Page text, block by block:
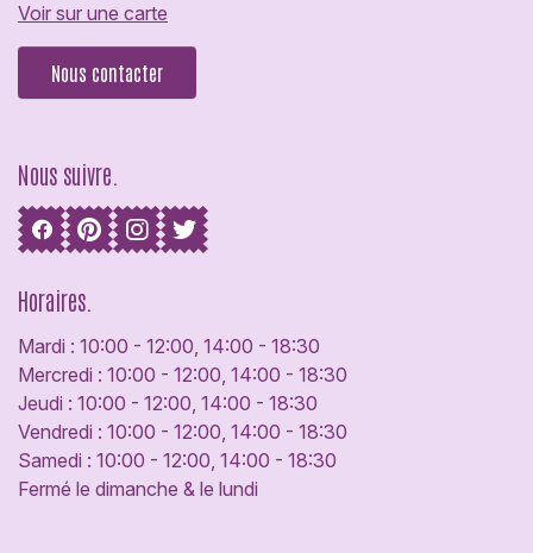
Voir sur une carte
Nous contacter
Nous suivre.
Horaires.
Mardi : 10:00 - 12:00, 14:00 - 18:30
Mercredi : 10:00 - 12:00, 14:00 - 18:30
Jeudi : 10:00 - 12:00, 14:00 - 18:30
Vendredi : 10:00 - 12:00, 14:00 - 18:30
Samedi : 10:00 - 12:00, 14:00 - 18:30
Fermé le dimanche & le lundi